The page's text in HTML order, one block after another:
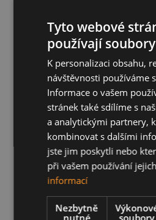
Tyto webové
používají
K personalizaci obsahu,
návštěvnosti používáme
Informace o vašem
stránek také sdílíme s
a analytickými partnery,
kombinovat s dalšími
jste jim poskytli nebo
při vašem používání
informací
Nezbytně
nutné
soubory